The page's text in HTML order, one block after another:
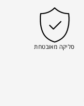
סליקה מאובטחת